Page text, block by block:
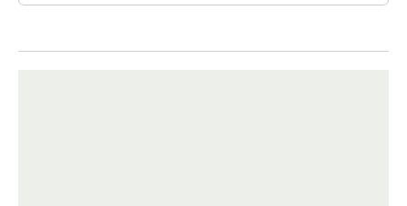
personagem virou tema do desfile da
Janeiro, sendo interpretada pela